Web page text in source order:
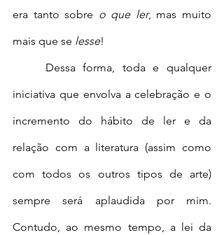
era tanto sobre o que ler, mas muito
mais que se lesse!
iniciativa que envolva a celebração e o
incremento do hábito de ler e da
relação com a literatura (assim como
com todos os outros tipos de arte)
sempre será aplaudida por mim.
Contudo, ao mesmo tempo, a lei da